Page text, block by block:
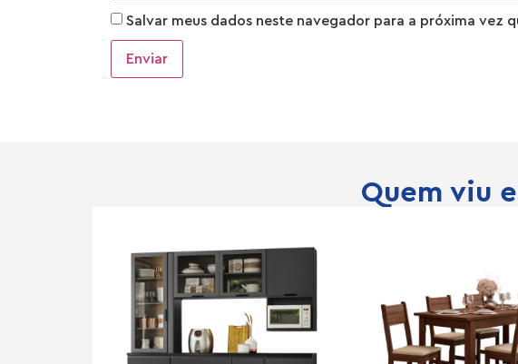
Salvar meus dados neste navegador para a próxima vez
Quem viu